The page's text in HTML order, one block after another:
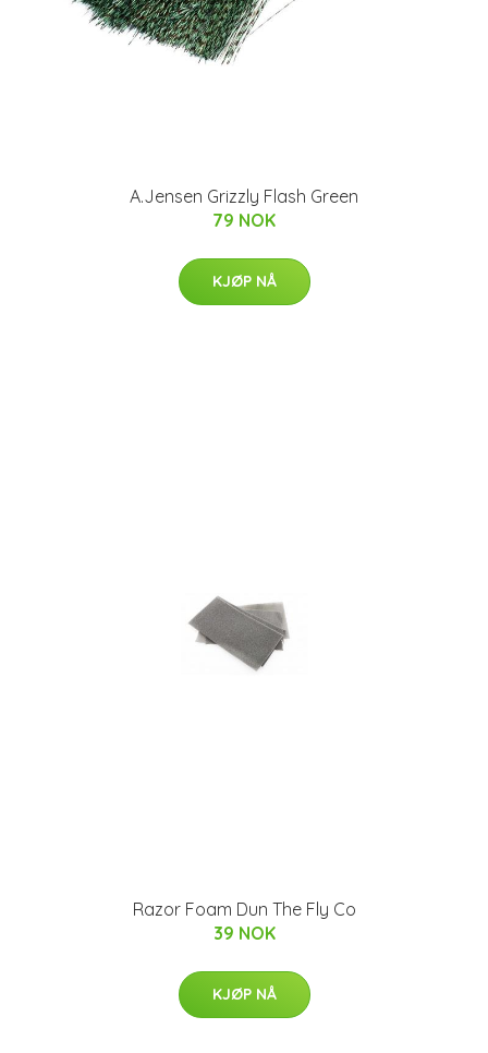
A.Jensen Grizzly Flash Green
79 NOK
KJØP NÅ
Razor Foam Dun The Fly Co
39 NOK
KJØP NÅ